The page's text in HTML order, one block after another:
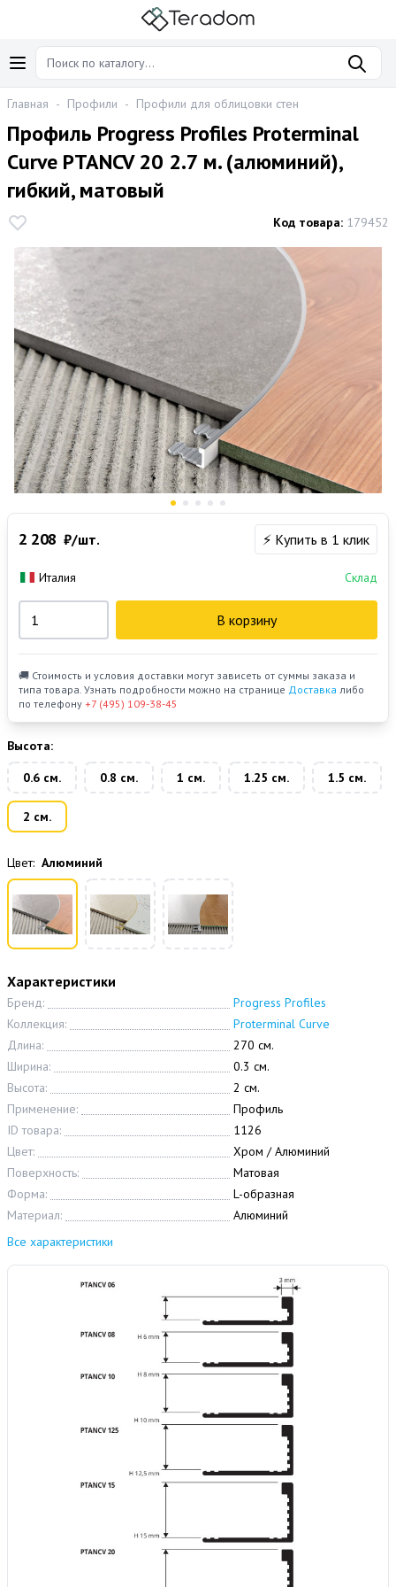
Главная - Профили - Профили для облицовки стен
Профиль Progress Profiles Proterminal
Curve PTANCV 20 2.7 м. (алюминий),
гибкий, матовый
Код товара: 179452
Характеристики
Бренд:
Progress Profiles
Коллекция:
Proterminal Curve
Длина:
270 см.
Ширина:
0.3 см.
Высота:
2 см.
Применение:
Профиль
ID товара:
1126
Цвет:
Хром / Алюминий
Поверхность:
Матовая
Форма:
L-образная
Материал:
Алюминий
Все характеристики
2 208 ₽/шт. ⚡ Купить в 1 клик
Италия Склад
В корзину
🚚 Стоимость и условия доставки могут зависеть от суммы заказа и
типа товара. Узнать подробности можно на странице Доставка либо
по телефону +7 (495) 109-38-45
Высота:
0.6 см.
0.8 см. 1 см. 1.25 см. 1.5 см.
2 см.
Цвет: Алюминий